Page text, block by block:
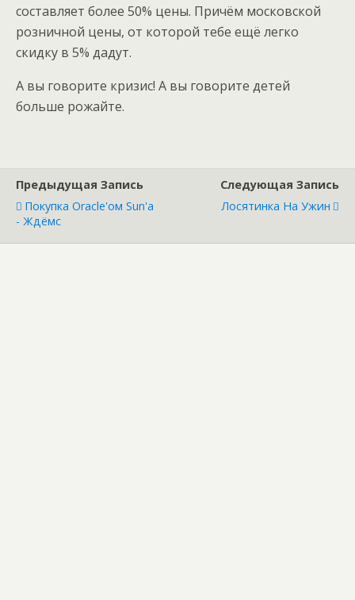
составляет более 50% цены. Причём московской
розничной цены, от которой тебе ещё легко
скидку в 5% дадут.
А вы говорите кризис! А вы говорите детей
больше рожайте.
Предыдущая Запись
Покупка Oracle'ом Sun'а
- Ждёмс
Следующая Запись
Лосятинка На Ужин